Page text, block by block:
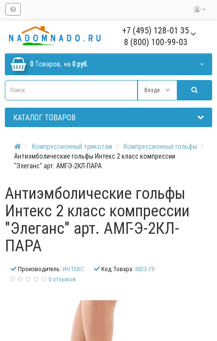
+7 (495) 128-01 35
8 (800) 100-99-03
0 Tоваров, на 0 руб.
Везде
КАТАЛОГ ТОВАРОВ
Компрессионный трикотаж
Компрессионные гольфы
Антиэмболические гольфы Интекс 2 класс компрессии
"Элеганс" арт. АМГ-Э-2КЛ-ПАРА
Антиэмболические гольфы
Интекс 2 класс компрессии
"Элеганс" арт. АМГ-Э-2КЛ-
ПАРА
Производитель:ИНТЕКС Код Товара: 8823-19
0 отзывов